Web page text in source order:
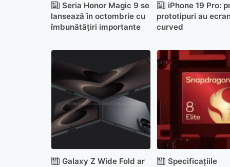
Seria Honor Magic 9 se
lansează în octombrie cu
îmbunătățiri importante
iPhone 19 Pro:
prototipuri au
curved
Galaxy Z Wide Fold ar
Specificațiile